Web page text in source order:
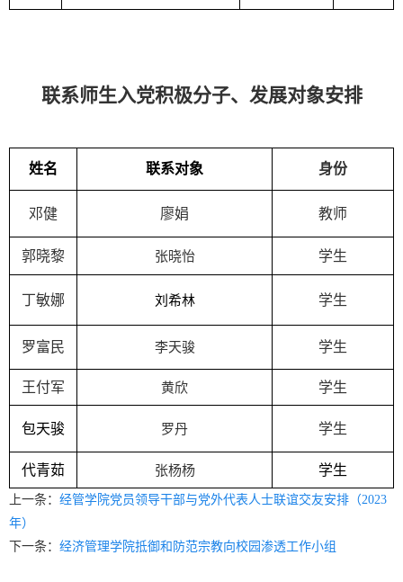
联系师生入党积极分子、发展对象安排
姓名 联系对象 身份
邓健 廖娟 教师
郭晓黎 张晓怡 学生
丁敏娜 刘希林 学生
罗富民 李天骏 学生
王付军 黄欣 学生
包天骏 罗丹 学生
代青茹 张杨杨 学生
上一条： 经管学院党员领导干部与党外代表人士联谊交友安排（2023
年）
下一条： 经济管理学院抵御和防范宗教向校园渗透工作小组